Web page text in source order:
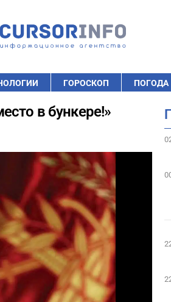
ГОРОСКОП ПОГОДА
в бункере!»